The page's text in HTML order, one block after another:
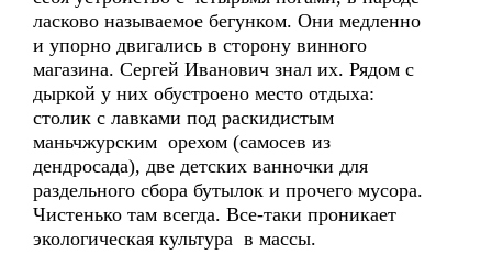
ласково называемое бегунком. Они медленно
и упорно двигались в сторону винного
магазина. Сергей Иванович знал их. Рядом с
дыркой у них обустроено место отдыха:
столик с лавками под раскидистым
маньчжурским орехом (самосев из
дендросада), две детских ванночки для
раздельного сбора бутылок и прочего мусора.
Чистенько там всегда. Все-таки проникает
экологическая культура в массы.